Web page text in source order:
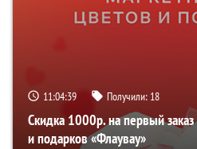
11:04:39 Получили: 18
Скидка 1000р. на первый
и подарков «Флаувау»